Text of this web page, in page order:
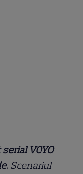
VOYO
. Scenariul